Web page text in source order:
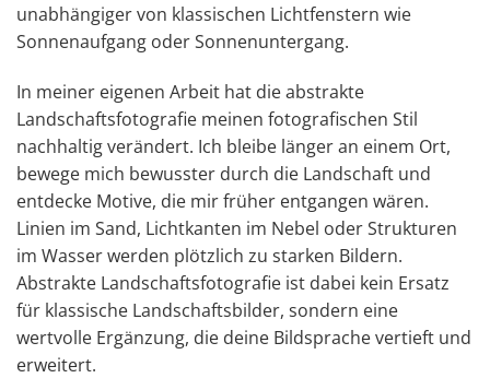
unabhängiger von klassischen Lichtfenstern wie
Sonnenaufgang oder Sonnenuntergang.
In meiner eigenen Arbeit hat die abstrakte
Landschaftsfotografie meinen fotografischen Stil
nachhaltig verändert. Ich bleibe länger an einem Ort,
bewege mich bewusster durch die Landschaft und
entdecke Motive, die mir früher entgangen wären.
Linien im Sand, Lichtkanten im Nebel oder Strukturen
im Wasser werden plötzlich zu starken Bildern.
Abstrakte Landschaftsfotografie ist dabei kein Ersatz
für klassische Landschaftsbilder, sondern eine
wertvolle Ergänzung, die deine Bildsprache vertieft und
erweitert.